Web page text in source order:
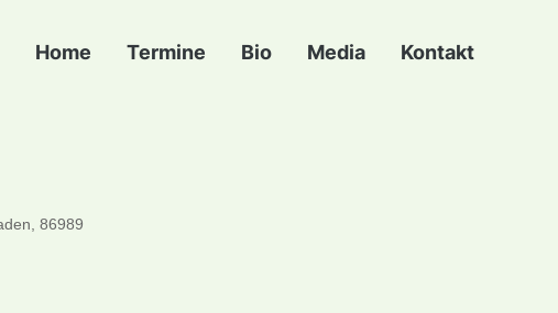
Home Termine Bio Media Kontakt
86989